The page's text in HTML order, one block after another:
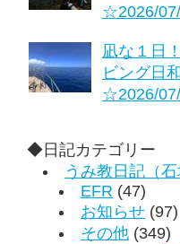
☆2026/
凪な１日
ビング日
☆2026/
◆日記カテゴリー
うみ教日記（石
EFR (47)
お知らせ (97)
その他 (349)